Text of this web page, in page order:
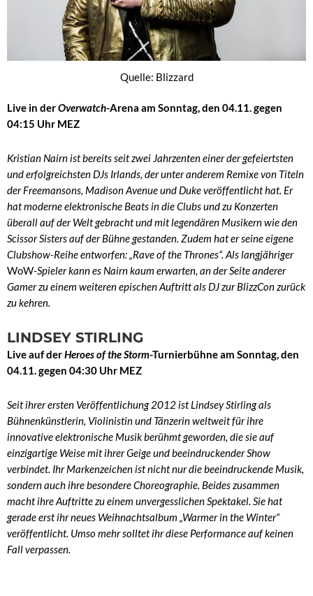
Quelle: Blizzard
Live in derOverwatch-Arena am Sonntag, den 04.11. gegen
04:15 Uhr MEZ
Kristian Nairn ist bereits seit zwei Jahrzenten einer der gefeiertsten
und erfolgreichsten DJs Irlands, der unter anderem Remixe von Titeln
der Freemansons, Madison Avenue und Duke veröffentlicht hat. Er
hat moderne elektronische Beats in die Clubs und zu Konzerten
überall auf der Welt gebracht und mit legendären Musikern wie den
Scissor Sisters auf der Bühne gestanden. Zudem hat er seine eigene
Clubshow-Reihe entworfen: „Rave of the Thrones“. Als langjähriger
WoW-Spieler kann es Nairn kaum erwarten, an der Seite anderer
Gamer zu einem weiteren epischen Auftritt als DJ zur BlizzCon zurück
zu kehren.
LINDSEY STIRLING
Live auf derHeroes of the Storm-Turnierbühne am Sonntag, den
04.11. gegen 04:30 Uhr MEZ
Seit ihrer ersten Veröffentlichung 2012 ist Lindsey Stirling als
Bühnenkünstlerin, Violinistin und Tänzerin weltweit für ihre
innovative elektronische Musik berühmt geworden, die sie auf
einzigartige Weise mit ihrer Geige und beeindruckender Show
verbindet. Ihr Markenzeichen ist nicht nur die beeindruckende Musik,
sondern auch ihre besondere Choreographie. Beides zusammen
macht ihre Auftritte zu einem unvergesslichen Spektakel. Sie hat
gerade erst ihr neues Weihnachtsalbum „Warmer in the Winter“
veröffentlicht. Umso mehr solltet ihr diese Performance auf keinen
Fall verpassen.